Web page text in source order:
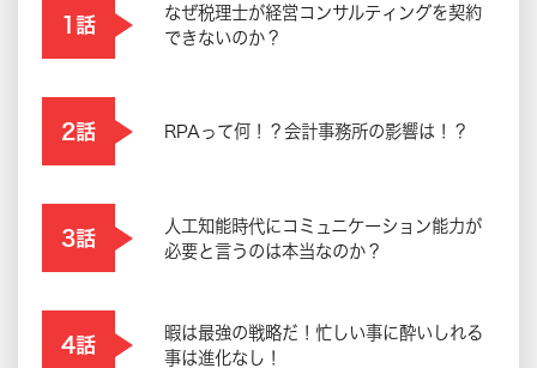
1話
なぜ税理士が経営コンサルティングを契約
できないのか？
2話 RPAって何！？会計事務所の影響は！？
3話
人工知能時代にコミュニケーション能力が
必要と言うのは本当なのか？
4話
暇は最強の戦略だ！忙しい事に酔いしれる
事は進化なし！